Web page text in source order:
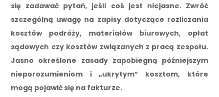
się zadawać pytań, jeśli coś jest niejasne. Zwróć
szczególną uwagę na zapisy dotyczące rozliczania
kosztów podróży, materiałów biurowych, opłat
sądowych czy kosztów związanych z pracą zespołu.
Jasno określone zasady zapobiegną późniejszym
nieporozumieniom i „ukrytym” kosztom, które
mogą pojawić się na fakturze.